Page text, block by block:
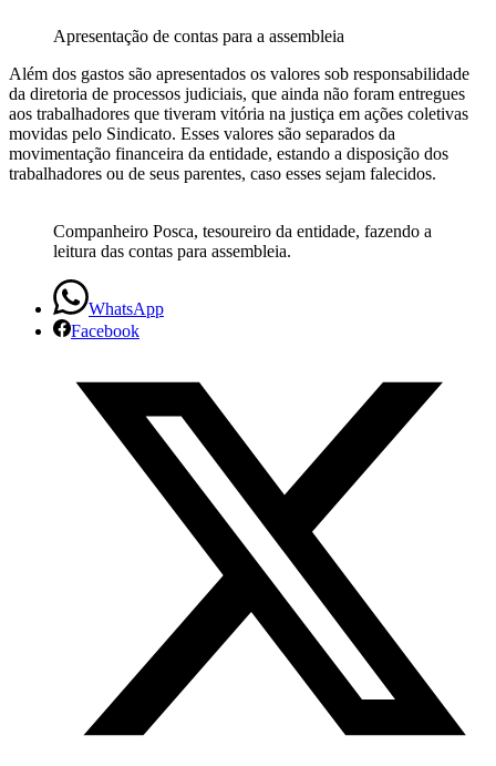
Apresentação de contas para a assembleia
Além dos gastos são apresentados os valores sob responsabilidade
da diretoria de processos judiciais, que ainda não foram entregues
aos trabalhadores que tiveram vitória na justiça em ações coletivas
movidas pelo Sindicato. Esses valores são separados da
movimentação financeira da entidade, estando a disposição dos
trabalhadores ou de seus parentes, caso esses sejam falecidos.
Companheiro Posca, tesoureiro da entidade, fazendo a
leitura das contas para assembleia.
WhatsApp
Facebook